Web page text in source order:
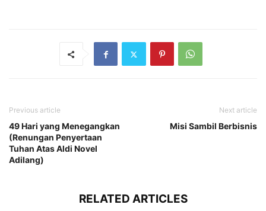
Previous article
49 Hari yang Menegangkan
(Renungan Penyertaan
Tuhan Atas Aldi Novel
Adilang)
Next article
Misi Sambil Berbisnis
RELATED ARTICLES